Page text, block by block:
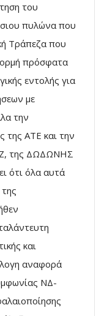
του
πυλώνα που
Τράπεζα που
πρόσφατα
εντολής για
με
την
της ΑΤΕ και την
της ΔΩΔΩΝΗΣ
ότι όλα αυτά
και
αναφορά
ΝΔ-